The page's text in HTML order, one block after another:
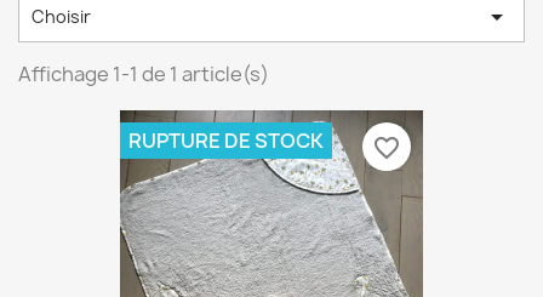
Choisir 
Affichage 1-1 de 1 article(s)
RUPTURE DE STOCK favorite_border